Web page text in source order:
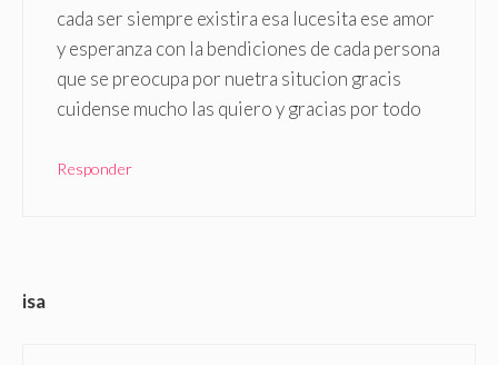
cada ser siempre existira esa lucesita ese amor
y esperanza con la bendiciones de cada persona
que se preocupa por nuetra situcion gracis
cuidense mucho las quiero y gracias por todo
Responder
isa